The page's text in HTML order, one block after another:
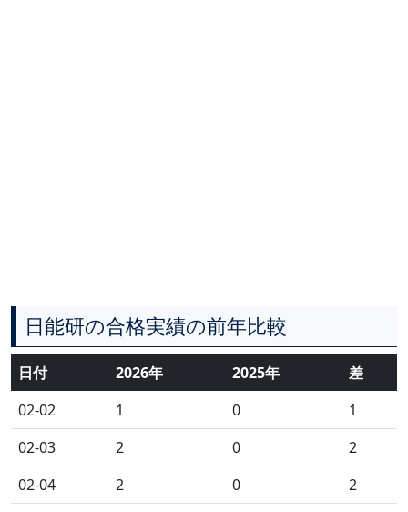
日能研の合格実績の前年比較
日付 2026年 2025年
差
02-02
1 0
1
02-03
2 0
2
02-04
2 0
2